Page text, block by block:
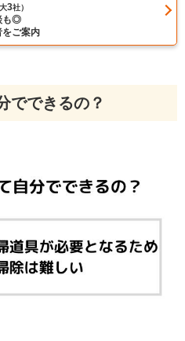
3社）
も◎
をご案内
でできるの？